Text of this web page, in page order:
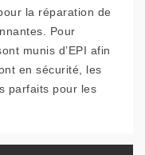
la réparation de
Pour
munis d’EPI afin
en sécurité, les
parfaits pour les